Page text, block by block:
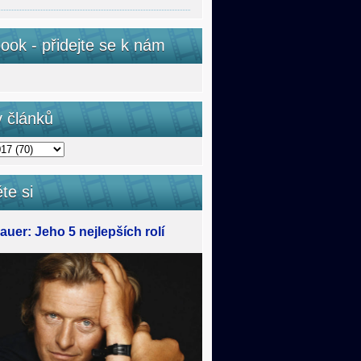
- přidejte se k nám
článků
si
Jeho 5 nejlepších rolí